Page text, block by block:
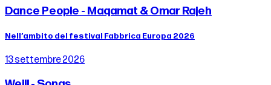
Dance People - Maqamat & Omar Rajeh
Nell’ambito del festival Fabbrica Europa 2026
13 settembre 2026